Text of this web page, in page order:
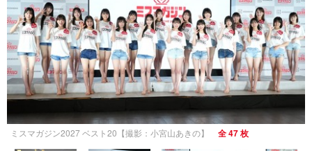
ミスマガジン2027 ベスト20【撮影：小宮山あきの】 全 47 枚